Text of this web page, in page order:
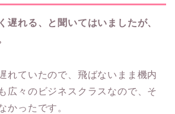
遅れる、と聞いてはいましたが、
れていたので、飛ばないまま機内
広々のビジネスクラスなので、そ
かったです。